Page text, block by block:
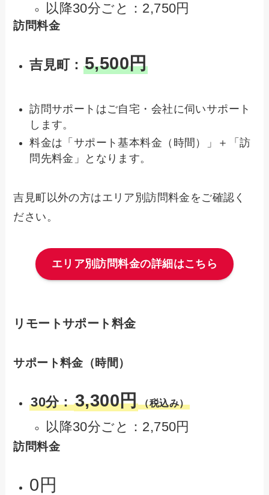
以降30分ごと：2,750円
訪問料金
吉見町： 5,500円
訪問サポートはご自宅・会社に伺いサポート
します。
料金は「サポート基本料金（時間）」＋「訪
問先料金」となります。
吉見町以外の方はエリア別訪問料金をご確認く
ださい。
エリア別訪問料金の詳細はこちら
リモートサポート料金
サポート料金（時間）
30分：3,300円 （税込み）
以降30分ごと：2,750円
訪問料金
0円